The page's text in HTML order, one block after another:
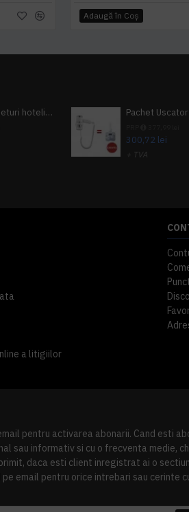
Adaugă în Coş
Pachet 100 seturi hoteliere, set dentar, set barbierit, casca de dus, pila unghii, set cusut
300,72 lei
+ TVA
a litigiilor
pentru activarea abonarii. Cand esti
sau informativ si cu o frecventa medie,
daca esti client inregistrat ai o
email pentru orice intrebari sau cerinte